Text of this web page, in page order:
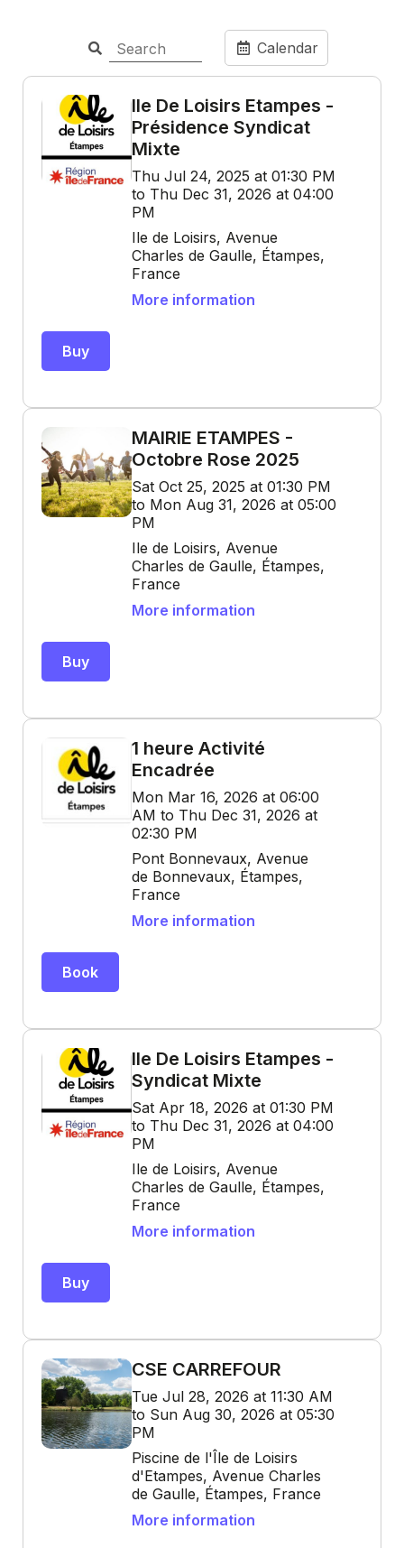
Calendar
Ile De Loisirs Etampes -
Présidence Syndicat
Mixte
Thu Jul 24, 2025 at 01:30 PM
to Thu Dec 31, 2026 at 04:00
PM
Ile de Loisirs, Avenue
Charles de Gaulle, Étampes,
France
More information
Buy
MAIRIE ETAMPES -
Octobre Rose 2025
Sat Oct 25, 2025 at 01:30 PM
to Mon Aug 31, 2026 at 05:00
PM
Ile de Loisirs, Avenue
Charles de Gaulle, Étampes,
France
More information
Buy
1 heure Activité
Encadrée
Mon Mar 16, 2026 at 06:00
AM to Thu Dec 31, 2026 at
02:30 PM
Pont Bonnevaux, Avenue
de Bonnevaux, Étampes,
France
More information
Book
Ile De Loisirs Etampes -
Syndicat Mixte
Sat Apr 18, 2026 at 01:30 PM
to Thu Dec 31, 2026 at 04:00
PM
Ile de Loisirs, Avenue
Charles de Gaulle, Étampes,
France
More information
Buy
CSE CARREFOUR
Tue Jul 28, 2026 at 11:30 AM
to Sun Aug 30, 2026 at 05:30
PM
Piscine de l'Île de Loisirs
d'Etampes, Avenue Charles
de Gaulle, Étampes, France
More information